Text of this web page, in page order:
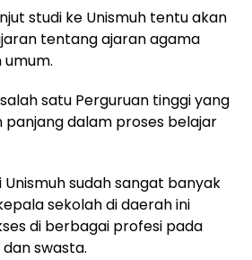
studi ke Unismuh tentu akan
tentang ajaran agama
satu Perguruan tinggi yang
dalam proses belajar
sudah sangat banyak
sekolah di daerah ini
di berbagai profesi pada
swasta.